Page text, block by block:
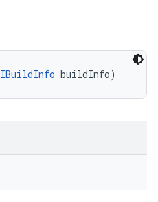
IBuildInfo buildInfo)